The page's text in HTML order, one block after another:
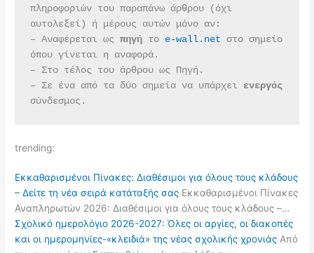
πληροφοριών του παραπάνω άρθρου (όχι
αυτολεξεί) ή μέρους αυτών μόνο αν:
– Αναφέρεται ως πηγή το e-wall.net στο σημείο
όπου γίνεται η αναφορά.
– Στο τέλος του άρθρου ως Πηγή.
– Σε ένα από τα δύο σημεία να υπάρχει
ενεργός
σύνδεσμος.
trending:
Εκκαθαρισμένοι Πίνακες: Διαθέσιμοι για όλους τους κλάδους
– Δείτε τη νέα σειρά κατάταξής σας Εκκαθαρισμένοι Πίνακες
Αναπληρωτών 2026: Διαθέσιμοι για όλους τους κλάδους –…
Σχολικό ημερολόγιο 2026-2027: Όλες οι αργίες, οι διακοπές
και οι ημερομηνίες-«κλειδιά» της νέας σχολικής χρονιάς Από